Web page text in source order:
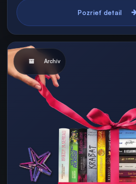
Pozrieť detail
Archív